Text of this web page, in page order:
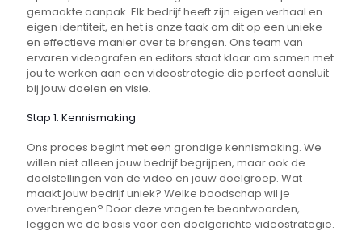
gemaakte aanpak. Elk bedrijf heeft zijn eigen verhaal en
eigen identiteit, en het is onze taak om dit op een unieke
en effectieve manier over te brengen. Ons team van
ervaren videografen en editors staat klaar om samen met
jou te werken aan een videostrategie die perfect aansluit
bij jouw doelen en visie.
Stap 1: Kennismaking
Ons proces begint met een grondige kennismaking. We
willen niet alleen jouw bedrijf begrijpen, maar ook de
doelstellingen van de video en jouw doelgroep. Wat
maakt jouw bedrijf uniek? Welke boodschap wil je
overbrengen? Door deze vragen te beantwoorden,
leggen we de basis voor een doelgerichte videostrategie.